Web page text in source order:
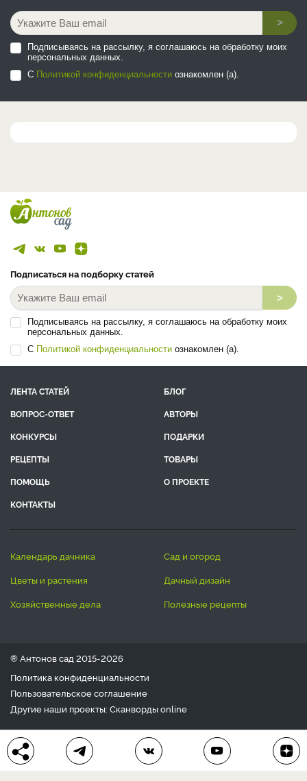
>
Подписываясь на рассылку, я соглашаюсь на обработку моих
персональных данных.
С Политикой конфиденциальности ознакомлен (а).
Подписаться на подборку статей
>
Подписываясь на рассылку, я соглашаюсь на обработку моих
персональных данных.
С Политикой конфиденциальности ознакомлен (а).
ЛЕНТА СТАТЕЙ
БЛОГ
ВОПРОС-ОТВЕТ
АВТОРЫ
КОНКУРСЫ
ПОДАРКИ
РЕЦЕПТЫ
ТОВАРЫ
ПОМОЩЬ
О ПРОЕКТЕ
КОНТАКТЫ
календарь дачника
сад и огород
цветы и растения
дачный дизайн
хозяйственные дела
полезные рецепты
® Антонов сад 2015-2026
Политика конфиденциальности
Пользовательское соглашение
Другие наши проекты: Сканвордыonline
Любое использование материала допускается только с
письменного согласия редакции